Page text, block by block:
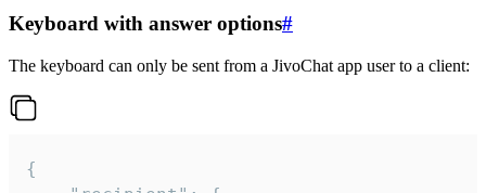
Keyboard with answer options#
The keyboard can only be sent from a JivoChat app user to a client:
{